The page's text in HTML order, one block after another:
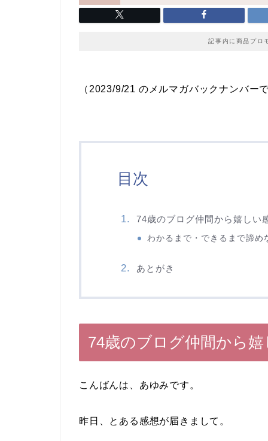
記事内に商品プロ
（2023/9/21 のメルマガバックナンバー
目次
74歳のブログ仲間から嬉しい
わかるまで・できるまで諦め
あとがき
74歳のブログ仲間から
こんばんは、あゆみです。
昨日、とある感想が届きまして。